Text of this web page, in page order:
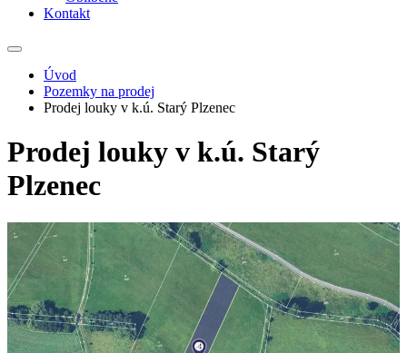
Kontakt
Úvod
Pozemky na prodej
Prodej louky v k.ú. Starý Plzenec
Prodej louky v k.ú. Starý
Plzenec